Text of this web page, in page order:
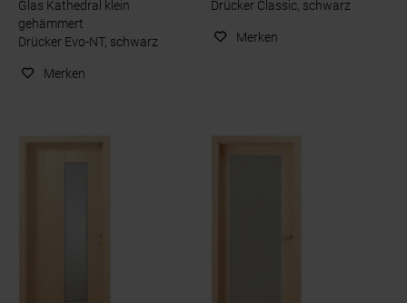
Glas Kathedral klein
gehämmert
Drücker Evo-NT, schwarz
Merken
Drücker Classic, schwarz
Merken